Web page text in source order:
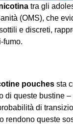
tra gli
(OMS), che
e discreti,
fumo.
pouchessta
queste bustine
di
rendono queste